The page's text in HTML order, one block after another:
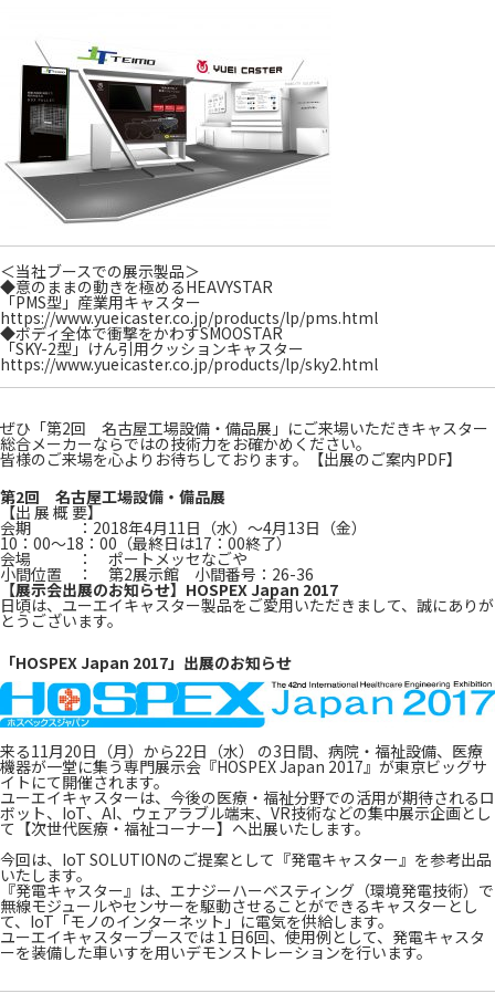
＜当社ブースでの展示製品＞
◆意のままの動きを極めるHEAVYSTAR
「PMS型」産業用キャスター
https://www.yueicaster.co.jp/products/lp/pms.html
◆ボディ全体で衝撃をかわすSMOOSTAR
「SKY-2型」けん引用クッションキャスター
https://www.yueicaster.co.jp/products/lp/sky2.html
ぜひ「第2回 名古屋工場設備・備品展」にご来場いただきキャスター
総合メーカーならではの技術力をお確かめください。
皆様のご来場を心よりお待ちしております。 【出展のご案内PDF】
第2回 名古屋工場設備・備品展
【出 展 概 要】
会期 ：2018年4月11日（水）～4月13日（金）
10：00～18：00（最終日は17：00終了）
会場 ： ポートメッセなごや
小間位置 ： 第2展示館 小間番号：26-36
【展示会出展のお知らせ】HOSPEX Japan 2017
日頃は、ユーエイキャスター製品をご愛用いただきまして、誠にありが
とうございます。
「HOSPEX Japan 2017」出展のお知らせ
来る11月20日（月）から22日（水） の3日間、病院・福祉設備、医療
機器が一堂に集う専門展示会『HOSPEX Japan 2017』が東京ビッグサ
イトにて開催されます。
ユーエイキャスターは、今後の医療・福祉分野での活⽤が期待されるロ
ボット、IoT、AI、ウェアラブル端末、VR技術などの集中展示企画とし
て【次世代医療・福祉コーナー】へ出展いたします。
今回は、IoT SOLUTIONのご提案として『発電キャスター』を参考出品
いたします。
『発電キャスター』は、エナジーハーベスティング（環境発電技術）で
無線モジュールやセンサーを駆動させることができるキャスターとし
て、IoT「モノのインターネット」に電気を供給します。
ユーエイキャスターブースでは１日6回、使用例として、発電キャスタ
ーを装備した車いすを用いデモンストレーションを行います。